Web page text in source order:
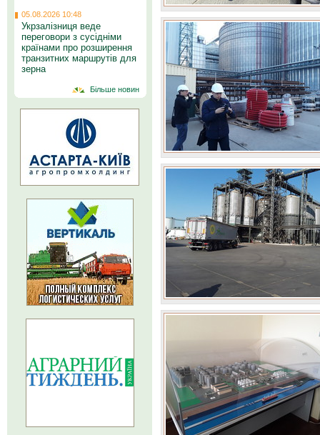
05.08.2026 10:48
Укрзалізниця веде
переговори з сусідніми
країнами про розширення
транзитних маршрутів для
зерна
Більше новин